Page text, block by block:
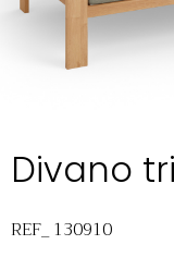
Divano
REF_ 130910